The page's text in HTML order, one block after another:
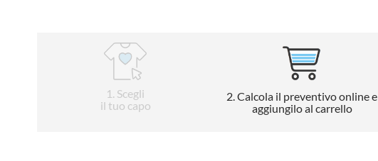
1 . Scegli
il tuo capo
2 . Calcola il preventivo online e
aggiungilo al carrello